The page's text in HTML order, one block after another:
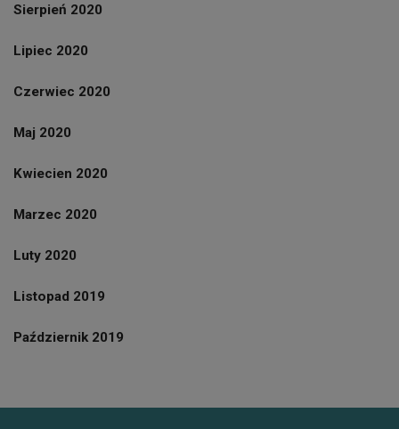
Sierpień 2020
Lipiec 2020
Czerwiec 2020
Maj 2020
Kwiecien 2020
Marzec 2020
Luty 2020
Listopad 2019
Październik 2019